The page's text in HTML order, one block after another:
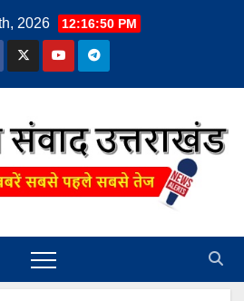
2026 12:16:50 PM